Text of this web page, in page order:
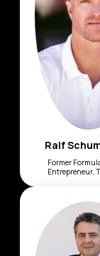
Ralf
Former
Entrepreneur,